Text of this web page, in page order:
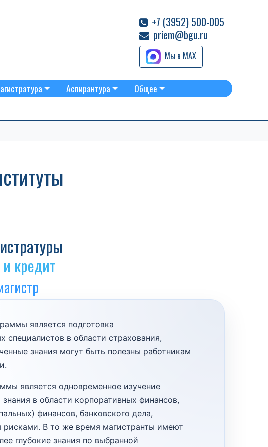
+7 (3952) 500-005
priem@bgu.ru
Мы в MAX
Аспирантура Общее
кредит
является подготовка
специалистов в области страхования,
знания могут быть полезны работникам
является одновременное изучение
в области корпоративных финансов,
финансов, банковского дела,
рисками. В то же время магистранты имеют
глубокие знания по выбранной